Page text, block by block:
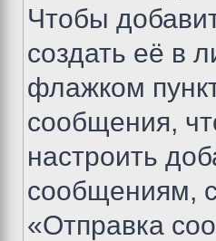
Чтобы
создать её в
флажком
сообщения,
настроить
сообщениям,
«Отправка